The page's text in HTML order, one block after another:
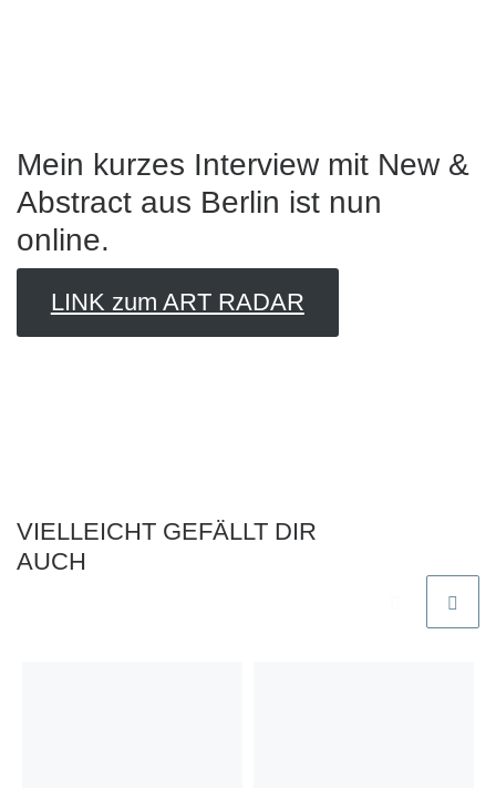
Mein kurzes Interview mit New &
Abstract aus Berlin ist nun
online.
LINK zum ART RADAR
VIELLEICHT GEFÄLLT DIR
AUCH